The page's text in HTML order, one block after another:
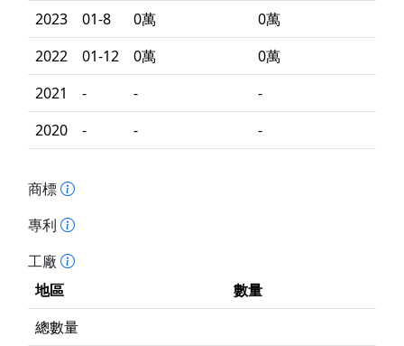
2023
01-8 0萬
0萬
2022
01-12 0萬
0萬
2021
- -
-
2020
- - -
商標
專利
工廠
地區
數量
總數量